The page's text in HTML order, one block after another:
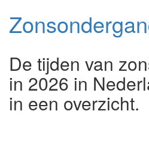
De tijden van
in 2026 in
in een overzicht.